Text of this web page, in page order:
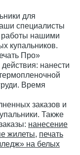
для
специалисты
работы нашими
купальников.
Про»
нанести
Время
заказов и
Также
нанесение
жилеты, печать
на белых